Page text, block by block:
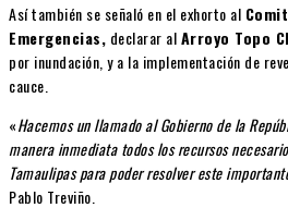
Así también se señaló en el exhorto al
Emergencias, declarar alArroyo Topo
por inundación, y a la implementación de
cauce.
«Hacemos un llamado al Gobierno de la
manera inmediata todos los recursos
Tamaulipas para poder resolver este
Pablo Treviño.